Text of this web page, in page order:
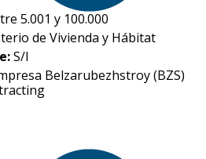
5.001 y 100.000
de Vivienda y Hábitat
S/I
Belzarubezhstroy (BZS)